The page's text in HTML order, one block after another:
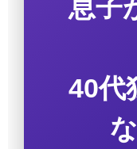
息子
40代